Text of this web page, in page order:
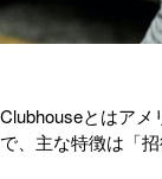
Clubhouseとはア
で、主な特徴は「